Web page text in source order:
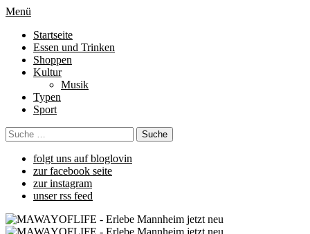
Menü
Startseite
Essen und Trinken
Shoppen
Kultur
Musik
Typen
Sport
folgt uns auf bloglovin
zur facebook seite
zur instagram
unser rss feed